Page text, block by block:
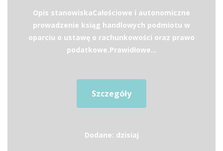
Opis stanowiskaCałościowe i autonomiczne
prowadzenie ksiąg handlowych podmiotu w
oparciu o ustawę o rachunkowości oraz prawo
podatkowe.Prawidłowe...
Szczegóły
Dodane: dzisiaj